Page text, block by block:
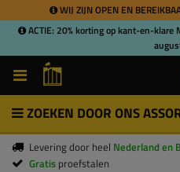
WIJ ZIJN OPEN EN
ACTIE: 20% korting op kant-en-
ZOEKEN DOOR ONS
Levering door heel Nederland en
Gratis proefstalen